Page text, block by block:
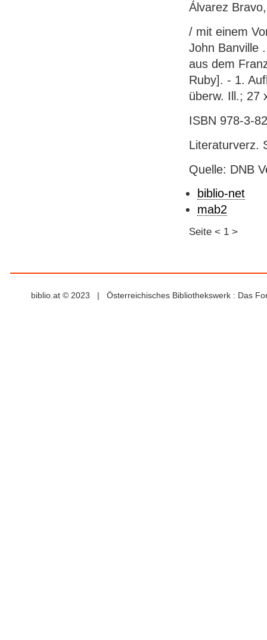
Álvarez
/ mit einem
John Banville
aus dem
Ruby]. - 1.
überw. Ill.; 27
ISBN 978-3-
Literaturverz.
Quelle: DNB
biblio-net
mab2
Seite < 1 >
biblio.at © 2023 | Österreichisches Bibliothekswerk : Das